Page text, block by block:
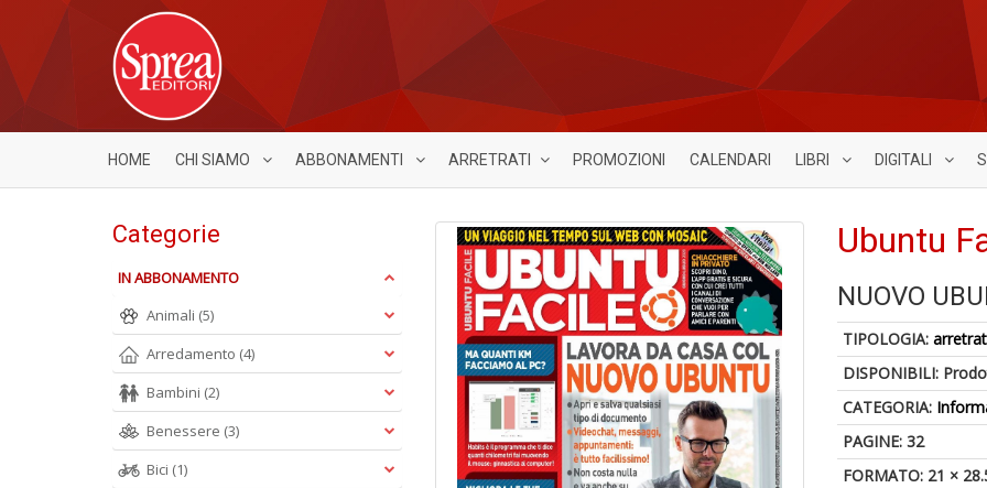
HOME CHI SIAMO ABBONAMENTI ARRETRATI PROMOZIONI CALENDARI LIBRI DIGITALI
Ubuntu
NUOVO
TIPOLOGIA:
DISPONIBILI:
CATEGORIA:
PAGINE: 32
FORMATO: 21 ×
Categorie
IN ABBONAMENTO
Animali (5)
Arredamento (4)
Bambini (2)
Benessere (3)
Bici (1)